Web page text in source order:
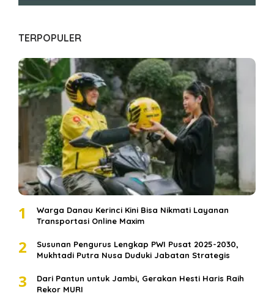
TERPOPULER
1
Warga Danau Kerinci Kini Bisa Nikmati Layanan
Transportasi Online Maxim
2
Susunan Pengurus Lengkap PWI Pusat 2025-2030,
Mukhtadi Putra Nusa Duduki Jabatan Strategis
3
Dari Pantun untuk Jambi, Gerakan Hesti Haris Raih
Rekor MURI